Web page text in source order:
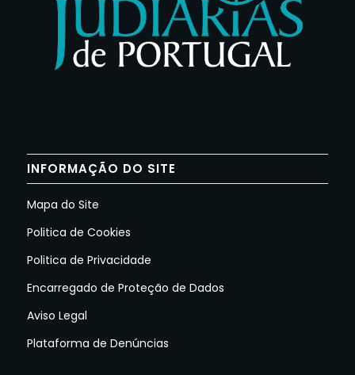
INFORMAÇÃO DO SITE
Mapa do Site
Politica de Cookies
Politica de Privacidade
Encarregado de Proteção de Dados
Aviso Legal
Plataforma de Denúncias